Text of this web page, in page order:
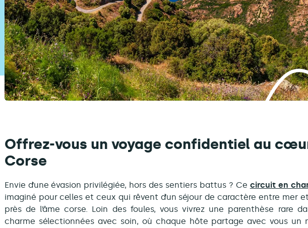
Offrez-vous un voyage confidentiel au
Corse
Envie d’une évasion privilégiée, hors des sentiers battus ? Ce circuit en
imaginé pour celles et ceux qui rêvent d’un séjour de caractère entre mer
près de l’âme corse. Loin des foules, vous vivrez une parenthèse rare
charme sélectionnées avec soin, où chaque hôte partage avec vous un